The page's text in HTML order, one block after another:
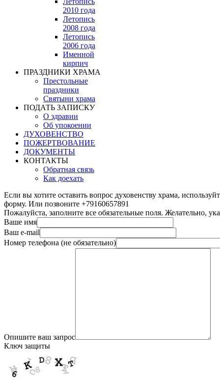
2010 года
Летопись
2008 года
Летопись
2006 года
Именной
кирпич
ПРАЗДНИКИ ХРАМА
Престольные
праздники
Святыни храма
ПОДАТЬ ЗАПИСКУ
О здравии
Об упокоении
ДУХОВЕНСТВО
ПОЖЕРТВОВАНИЕ
ДОКУМЕНТЫ
КОНТАКТЫ
Обратная связь
Как доехать
Если вы хотите оставить вопрос духовенству храма,
форму. Или позвоните +79160657891
Пожалуйста, заполните все обязательные поля. Желательно,
Ваше имя
Ваш e-mail
Номер телефона (не обязательно)
Опишите ваш запрос
Ключ защиты